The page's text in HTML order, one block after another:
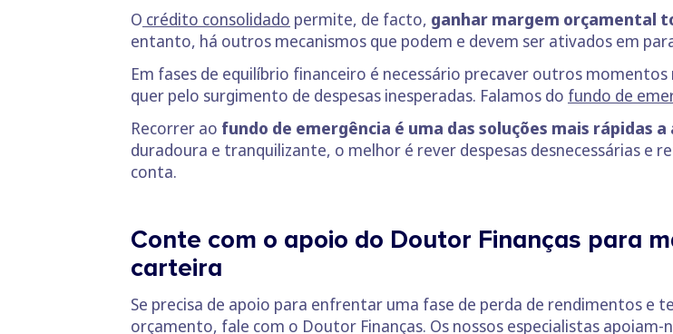
O crédito consolidado permite, de facto, ganhar margem orçamental
entanto, há outros mecanismos que podem e devem ser ativados em
Em fases de equilíbrio financeiro é necessário precaver outros
quer pelo surgimento de despesas inesperadas. Falamos do fundo de
Recorrer ao fundo de emergência é uma das soluções mais rápidas
duradoura e tranquilizante, o melhor é rever despesas desnecessárias e
conta.
Conte com o apoio do Doutor Finanças para
carteira
Se precisa de apoio para enfrentar uma fase de perda de rendimentos e
orçamento, fale com o Doutor Finanças. Os nossos especialistas